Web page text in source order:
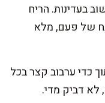
בעדינות. הריח
של פעם, מלא
כדי ערבוב קצר בכל
לא דביק מדי.